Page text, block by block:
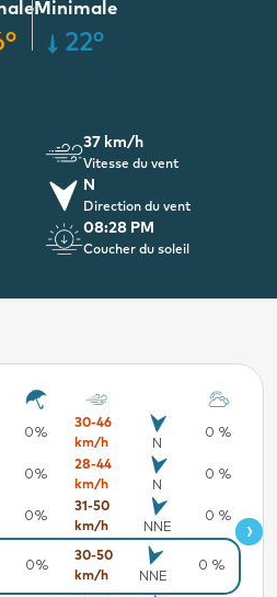
Minimale
22°
37 km/h
Vitesse du vent
N
Direction du vent
08:28 PM
Coucher du soleil
0%
30-46
km/h
N
0 %
0%
28-44
km/h
N
0 %
0%
31-50
km/h
NNE
0 %
0%
30-50
km/h
NNE
0 %
›